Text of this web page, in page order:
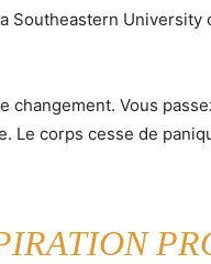
Southeastern University
changement. Vous
Le corps cesse de